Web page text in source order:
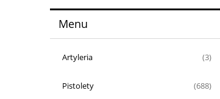
Menu
Artyleria (3)
Pistolety (688)